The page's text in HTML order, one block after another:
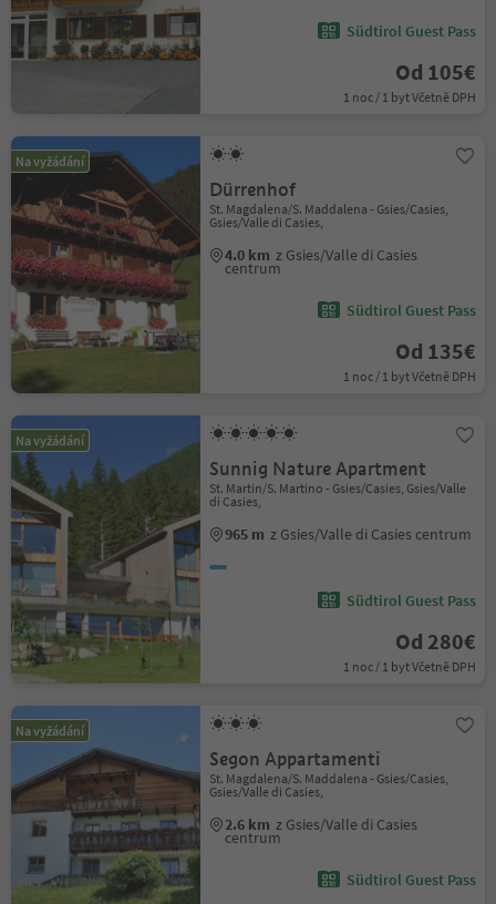
Südtirol Guest Pass
Od 105€
1 noc / 1 byt Včetně DPH
Na vyžádání
Dürrenhof
St. Magdalena/S. Maddalena - Gsies/Casies,
Gsies/Valle di Casies,
4.0 km z Gsies/Valle di Casies
centrum
Südtirol Guest Pass
Od 135€
1 noc / 1 byt Včetně DPH
Na vyžádání
Sunnig Nature Apartment
St. Martin/S. Martino - Gsies/Casies, Gsies/Valle
di Casies,
965 m z Gsies/Valle di Casies centrum
Südtirol Guest Pass
Od 280€
1 noc / 1 byt Včetně DPH
Na vyžádání
Segon Appartamenti
St. Magdalena/S. Maddalena - Gsies/Casies,
Gsies/Valle di Casies,
2.6 km z Gsies/Valle di Casies
centrum
Südtirol Guest Pass